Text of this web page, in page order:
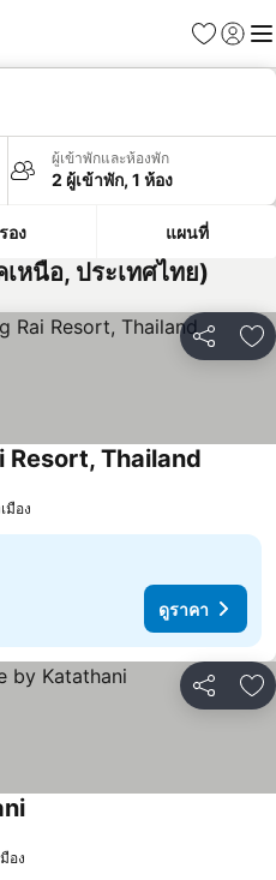
รายการโป
เข้าสู่ร
เมนู
ผู้เข้าพักและห้องพัก
2 ผู้เข้าพัก, 1 ห้อง
อง แผนที่
หนือ, ประเทศไทย)
แชร์ เ
Resort, Thailand
มือง
ดูราคา
แชร์ เ
อง